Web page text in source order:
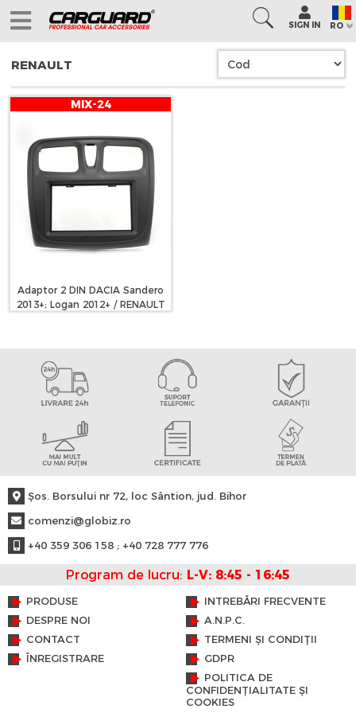
SIGN IN RO
RENAULT
MIX-24
Adaptor 2 DIN DACIA Sandero
2013+; Logan 2012+ / RENAULT
Şos. Borsului nr 72, loc Sântion, jud. Bihor
comenzi@globiz.ro
+40 359 306 158 ; +40 728 777 776
Program de lucru: L-V: 8:45 - 16:45
PRODUSE
DESPRE NOI
CONTACT
ÎNREGISTRARE
INTREBĂRI FRECVENTE
A.N.P.C.
TERMENI ȘI CONDIȚII
GDPR
POLITICA DE
CONFIDENȚIALITATE ȘI
COOKIES